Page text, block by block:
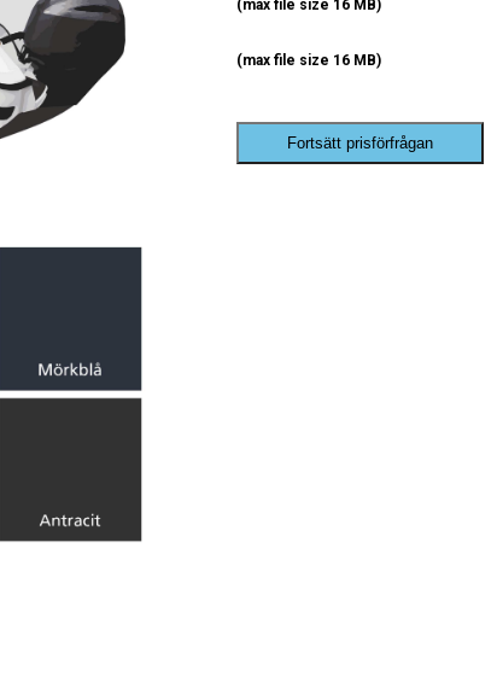
(max file size 16 MB)
(max file size 16 MB)
Fortsätt prisförfrågan